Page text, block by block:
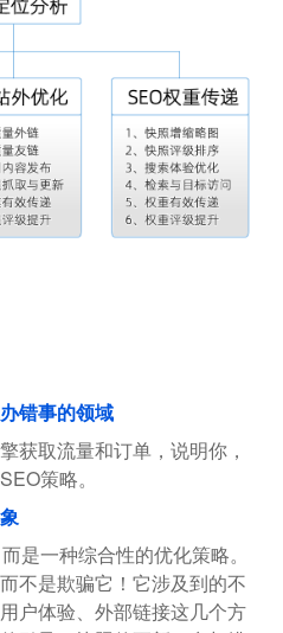
错事的领域
获取流量和订单，说明你，
策略。
是一种综合性的优化策略。
不是欺骗它！它涉及到的不
户体验、外部链接这几个方